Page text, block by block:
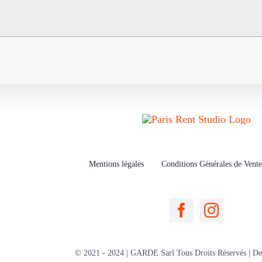
Mentions légales Conditions Générales de Vente
© 2021 - 2024 | GARDE Sarl Tous Droits Réservés |